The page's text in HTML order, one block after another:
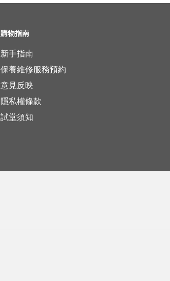
購物指南
新手指南
保養維修服務預約
意見反映
隱私權條款
試堂須知